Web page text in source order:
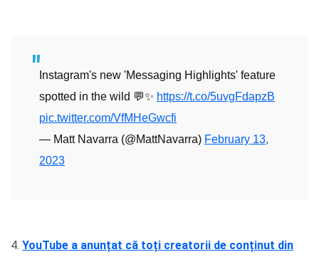
Instagram's new 'Messaging Highlights' feature
spotted in the wild 💬✨ https://t.co/5uvgFdapzB
pic.twitter.com/VfMHeGwcfi
— Matt Navarra (@MattNavarra) February 13,
2023
4. YouTube a anunțat că toți creatorii de conținut din